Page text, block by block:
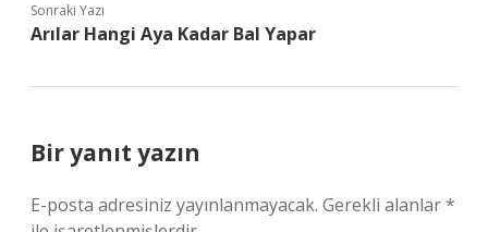
Sonraki Yazı
Arılar Hangi Aya Kadar Bal Yapar
Bir yanıt yazın
E-posta adresiniz yayınlanmayacak. Gerekli alanlar*